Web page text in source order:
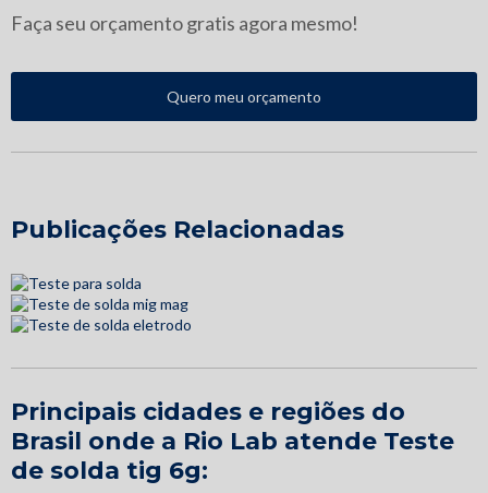
Faça seu orçamento gratis agora mesmo!
Quero meu orçamento
Publicações Relacionadas
Principais cidades e regiões do
Brasil onde a Rio Lab atende Teste
de solda tig 6g: